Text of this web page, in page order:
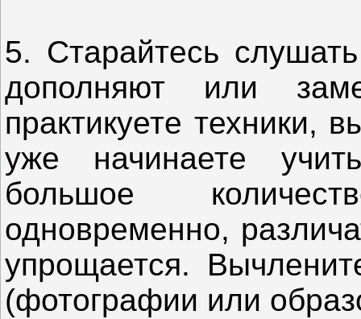
5. Старайтесь
дополняют или
практикуете техники,
уже начинаете
большое
одновременно,
упрощается.
(фотографии или